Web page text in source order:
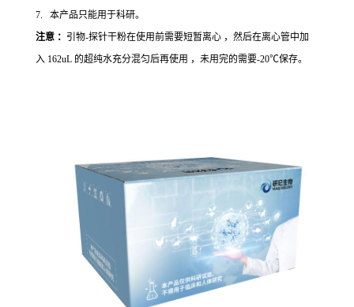
7. 本产品只能用于科研。
注意 ： 引物-探针干粉在使用前需要短暂离心 ，然后在离心管中加
入 162uL 的超纯水充分混匀后再使用 ，未用完的需要-20℃保存。